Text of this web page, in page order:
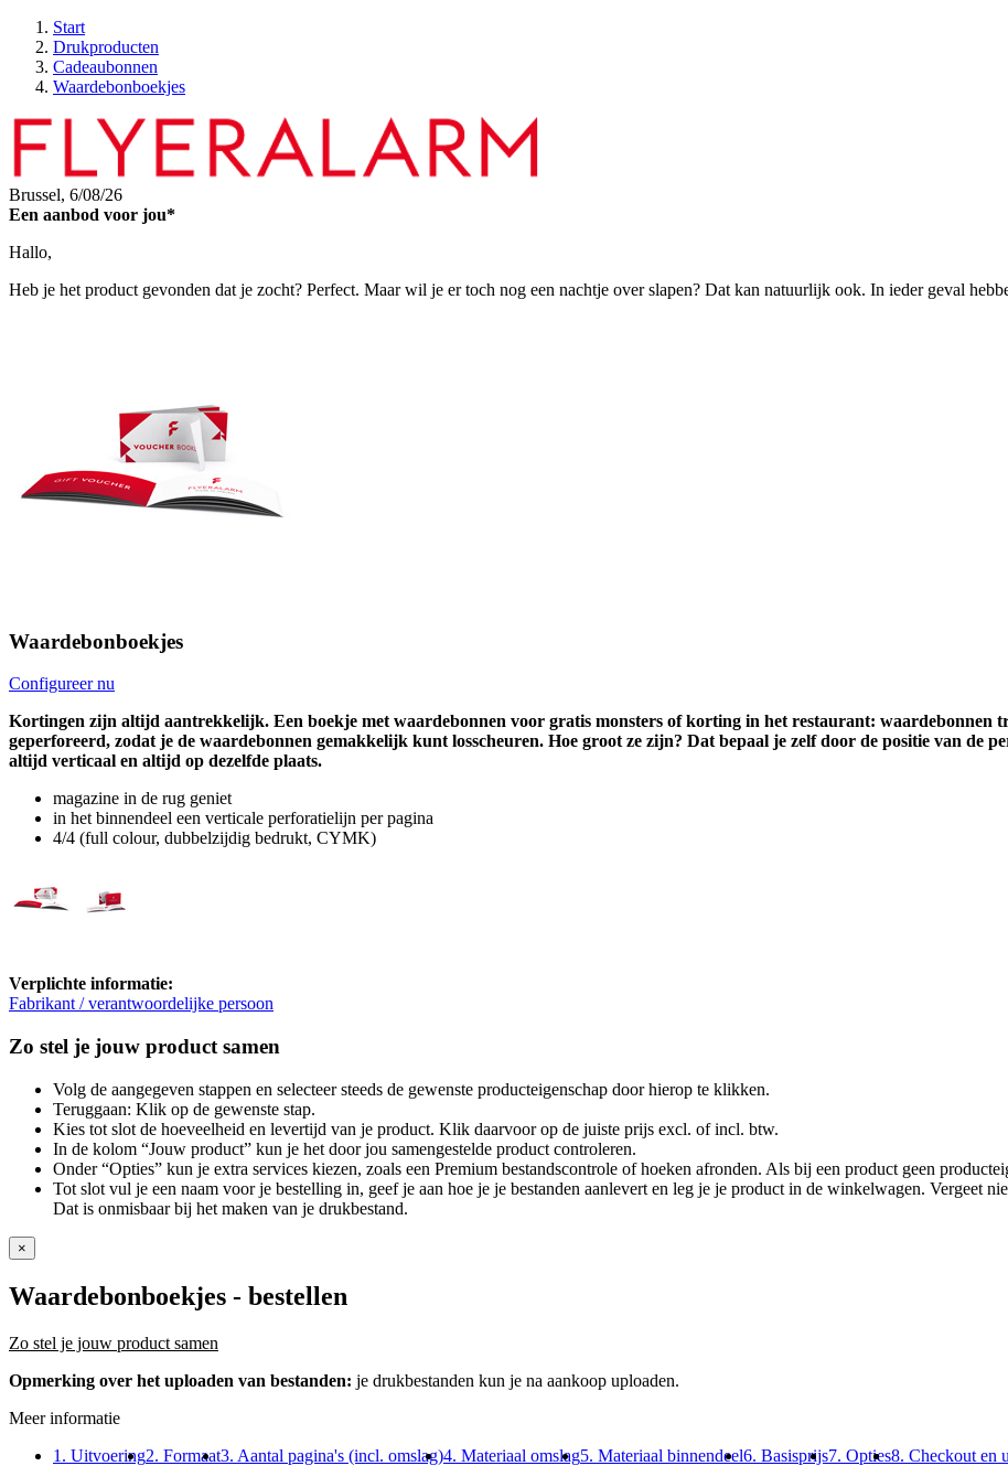
Start
Drukproducten
Cadeaubonnen
Waardebonboekjes
Brussel, 6/08/26
Een aanbod voor jou*
Hallo,
Heb je het product gevonden dat je zocht? Perfect. Maar wil je er toch nog een nachtje over slapen? Dat kan natuurlijk ook. In ieder geval
Waardebonboekjes
Configureer nu
Kortingen zijn altijd aantrekkelijk. Een boekje met waardebonnen voor gratis monsters of korting in het restaurant: waardebonnen
geperforeerd, zodat je de waardebonnen gemakkelijk kunt losscheuren. Hoe groot ze zijn? Dat bepaal je zelf door de positie van de
altijd verticaal en altijd op dezelfde plaats.
magazine in de rug geniet
in het binnendeel een verticale perforatielijn per pagina
4/4 (full colour, dubbelzijdig bedrukt, CYMK)
Verplichte informatie:
Fabrikant / verantwoordelijke persoon
Zo stel je jouw product samen
Volg de aangegeven stappen en selecteer steeds de gewenste producteigenschap door hierop te klikken.
Teruggaan: Klik op de gewenste stap.
Kies tot slot de hoeveelheid en levertijd van je product. Klik daarvoor op de juiste prijs excl. of incl. btw.
In de kolom “Jouw product” kun je het door jou samengestelde product controleren.
Onder “Opties” kun je extra services kiezen, zoals een Premium bestandscontrole of hoeken afronden. Als bij een product geen
Tot slot vul je een naam voor je bestelling in, geef je aan hoe je je bestanden aanlevert en leg je je product in de winkelwagen. Vergeet
Dat is onmisbaar bij het maken van je drukbestand.
×
Waardebonboekjes - bestellen
Zo stel je jouw product samen
Opmerking over het uploaden van bestanden: je drukbestanden kun je na aankoop uploaden.
Meer informatie
1. Uitvoering2. Formaat3. Aantal pagina's (incl. omslag)4. Materiaal omslag5. Materiaal binnendeel6. Basisprijs7. Opties8. Checkout en